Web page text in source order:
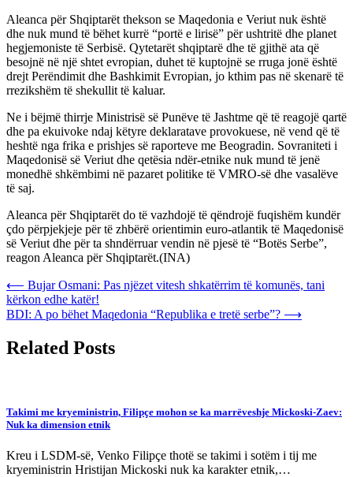
Aleanca për Shqiptarët thekson se Maqedonia e Veriut nuk është
dhe nuk mund të bëhet kurrë “portë e lirisë” për ushtritë dhe planet
hegjemoniste të Serbisë. Qytetarët shqiptarë dhe të gjithë ata që
besojnë në një shtet evropian, duhet të kuptojnë se rruga jonë është
drejt Perëndimit dhe Bashkimit Evropian, jo kthim pas në skenarë të
rrezikshëm të shekullit të kaluar.
Ne i bëjmë thirrje Ministrisë së Punëve të Jashtme që të reagojë qartë
dhe pa ekuivoke ndaj këtyre deklaratave provokuese, në vend që të
heshtë nga frika e prishjes së raporteve me Beogradin. Sovraniteti i
Maqedonisë së Veriut dhe qetësia ndër-etnike nuk mund të jenë
monedhë shkëmbimi në pazaret politike të VMRO-së dhe vasalëve
të saj.
Aleanca për Shqiptarët do të vazhdojë të qëndrojë fuqishëm kundër
çdo përpjekjeje për të zhbërë orientimin euro-atlantik të Maqedonisë
së Veriut dhe për ta shndërruar vendin në pjesë të “Botës Serbe”,
reagon Aleanca për Shqiptarët.(INA)
Post
navigation
⟵ Bujar Osmani: Pas njëzet vitesh shkatërrim të komunës, tani
kërkon edhe katër!
BDI: A po bëhet Maqedonia “Republika e tretë serbe”? ⟶
Related Posts
Takimi me kryeministrin, Filipçe mohon se ka marrëveshje Mickoski-Zaev:
Nuk ka dimension etnik
Kreu i LSDM-së, Venko Filipçe thotë se takimi i sotëm i tij me
kryeministrin Hristijan Mickoski nuk ka karakter etnik,…